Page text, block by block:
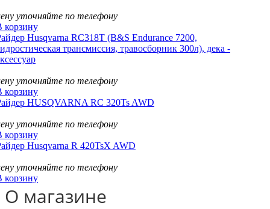
уточняйте по телефону
корзину
Husqvarna RC318T (B&S Endurance 7200,
трансмиссия, травосборник 300л), дека -
уточняйте по телефону
корзину
HUSQVARNA RC 320Ts AWD
уточняйте по телефону
корзину
Husqvarna R 420TsX AWD
уточняйте по телефону
корзину
О магазине